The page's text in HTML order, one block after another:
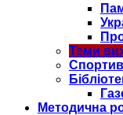
Теми
Методична